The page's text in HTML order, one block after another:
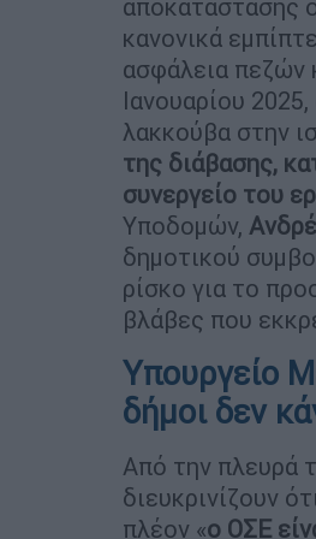
αποκατάστασης
κανονικά
ασφάλεια πεζών
Ιανουαρίου
λακκούβα στην
της διάβασης,
συνεργείο του
Υποδομών,
δημοτικού
ρίσκο για το
βλάβες που
Υπουργείο
δήμοι δεν
Από την πλευρά
διευκρινίζουν
πλέον «ο ΟΣΕ